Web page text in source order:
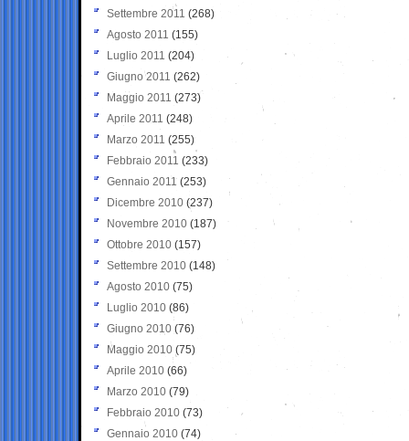
Settembre 2011 (268)
Agosto 2011 (155)
Luglio 2011 (204)
Giugno 2011 (262)
Maggio 2011 (273)
Aprile 2011 (248)
Marzo 2011 (255)
Febbraio 2011 (233)
Gennaio 2011 (253)
Dicembre 2010 (237)
Novembre 2010 (187)
Ottobre 2010 (157)
Settembre 2010 (148)
Agosto 2010 (75)
Luglio 2010 (86)
Giugno 2010 (76)
Maggio 2010 (75)
Aprile 2010 (66)
Marzo 2010 (79)
Febbraio 2010 (73)
Gennaio 2010 (74)